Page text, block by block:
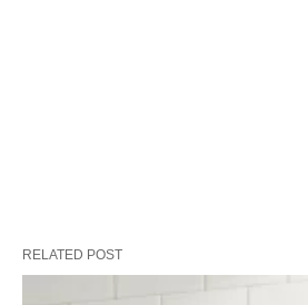
RELATED POST